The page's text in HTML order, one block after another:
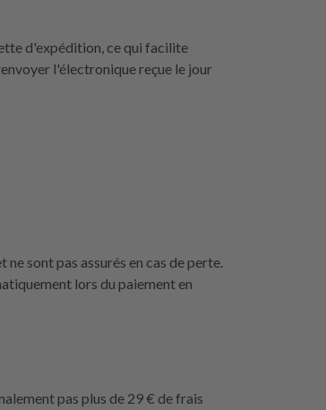
d'expédition, ce qui facilite
l'électronique reçue le jour
sont pas assurés en cas de perte.
lors du paiement en
pas plus de 29 € de frais